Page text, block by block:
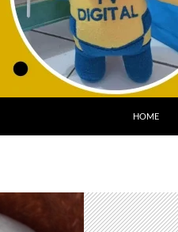
HOME